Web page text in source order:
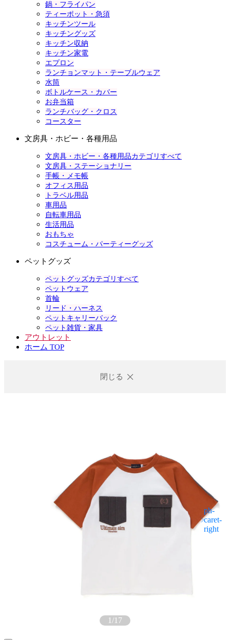
鍋・フライパン
ティーポット・急須
キッチンツール
キッチングッズ
キッチン収納
キッチン家電
エプロン
ランチョンマット・テーブルウェア
水筒
ボトルケース・カバー
お弁当箱
ランチバッグ・クロス
コースター
文房具・ホビー・各種用品
文房具・ホビー・各種用品カテゴリすべて
文房具・ステーショナリー
手帳・メモ帳
オフィス用品
トラベル用品
車用品
自転車用品
生活用品
おもちゃ
コスチューム・パーティーグッズ
ペットグッズ
ペットグッズカテゴリすべて
ペットウェア
首輪
リード・ハーネス
ペットキャリーバック
ペット雑貨・家具
アウトレット
ホーム TOP
閉じる
1/17